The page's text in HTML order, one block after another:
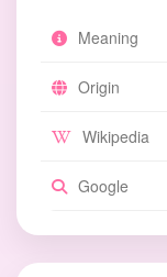
Meaning
Origin
Wikipedia
Google